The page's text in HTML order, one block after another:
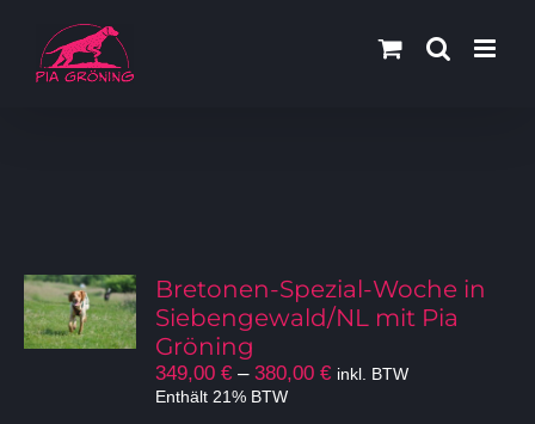
Inhalt
springen
Bretonen-Spezial-Woche in
Siebengewald/NL mit Pia
Gröning
349,00€ –380,00€Preisspanne:
inkl. BTW
Enthält 21% BTW